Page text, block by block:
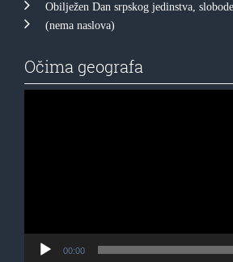
Obilježen Dan srpskog jedinstva,
(nema naslova)
Očima geografa
00:00